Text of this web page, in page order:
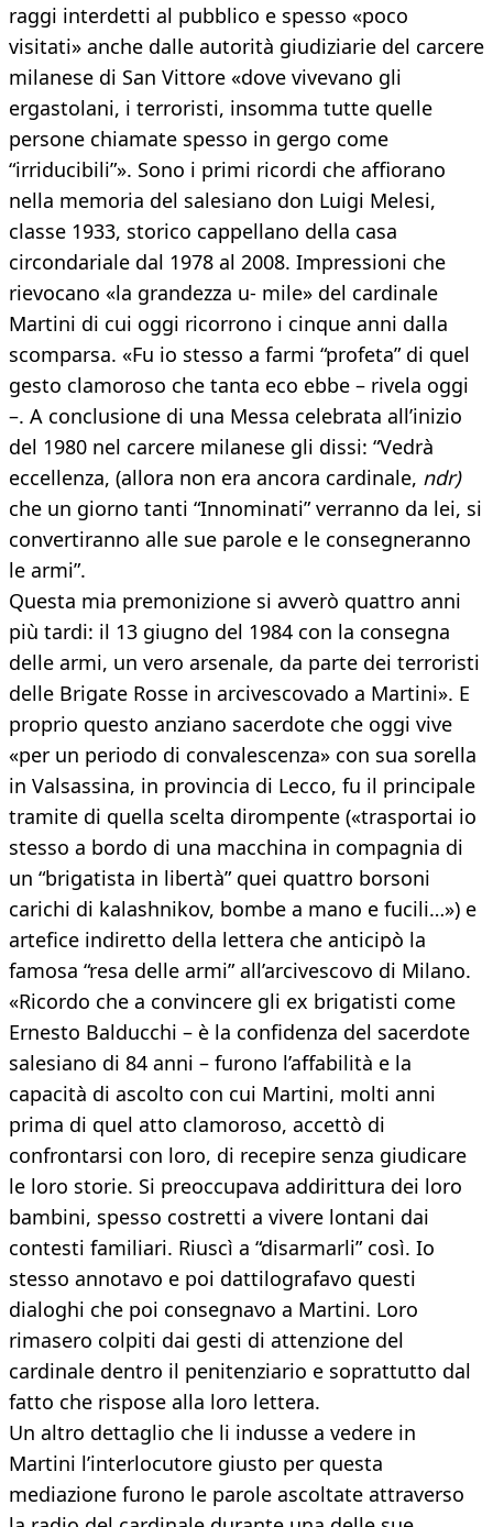
raggi interdetti al pubblico e spesso «poco
visitati» anche dalle autorità giudiziarie del carcere
milanese di San Vittore «dove vivevano gli
ergastolani, i terroristi, insomma tutte quelle
persone chiamate spesso in gergo come
“irriducibili”». Sono i primi ricordi che affiorano
nella memoria del salesiano don Luigi Melesi,
classe 1933, storico cappellano della casa
circondariale dal 1978 al 2008. Impressioni che
rievocano «la grandezza u- mile» del cardinale
Martini di cui oggi ricorrono i cinque anni dalla
scomparsa. «Fu io stesso a farmi “profeta” di quel
gesto clamoroso che tanta eco ebbe – rivela oggi
–. A conclusione di una Messa celebrata all’inizio
del 1980 nel carcere milanese gli dissi: “Vedrà
eccellenza, (allora non era ancora cardinale, ndr)
che un giorno tanti “Innominati” verranno da lei, si
convertiranno alle sue parole e le consegneranno
le armi”.
Questa mia premonizione si avverò quattro anni
più tardi: il 13 giugno del 1984 con la consegna
delle armi, un vero arsenale, da parte dei terroristi
delle Brigate Rosse in arcivescovado a Martini». E
proprio questo anziano sacerdote che oggi vive
«per un periodo di convalescenza» con sua sorella
in Valsassina, in provincia di Lecco, fu il principale
tramite di quella scelta dirompente («trasportai io
stesso a bordo di una macchina in compagnia di
un “brigatista in libertà” quei quattro borsoni
carichi di kalashnikov, bombe a mano e fucili…») e
artefice indiretto della lettera che anticipò la
famosa “resa delle armi” all’arcivescovo di Milano.
«Ricordo che a convincere gli ex brigatisti come
Ernesto Balducchi – è la confidenza del sacerdote
salesiano di 84 anni – furono l’affabilità e la
capacità di ascolto con cui Martini, molti anni
prima di quel atto clamoroso, accettò di
confrontarsi con loro, di recepire senza giudicare
le loro storie. Si preoccupava addirittura dei loro
bambini, spesso costretti a vivere lontani dai
contesti familiari. Riuscì a “disarmarli” così. Io
stesso annotavo e poi dattilografavo questi
dialoghi che poi consegnavo a Martini. Loro
rimasero colpiti dai gesti di attenzione del
cardinale dentro il penitenziario e soprattutto dal
fatto che rispose alla loro lettera.
Un altro dettaglio che li indusse a vedere in
Martini l’interlocutore giusto per questa
mediazione furono le parole ascoltate attraverso